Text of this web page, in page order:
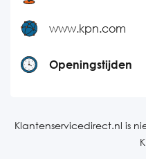
www.kpn.com
Openingstijden
Dinsdag
Klantenservicedirect.nl is